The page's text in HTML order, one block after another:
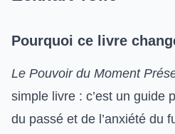
Pourquoi ce livre
Le Pouvoir du Moment
simple livre : c’est un guide
du passé et de l’anxiété du